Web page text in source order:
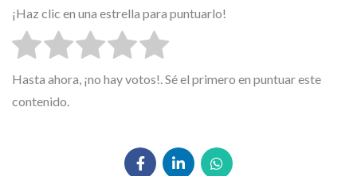
¡Haz clic en una estrella para puntuarlo!
Hasta ahora, ¡no hay votos!. Sé el primero en puntuar este
contenido.